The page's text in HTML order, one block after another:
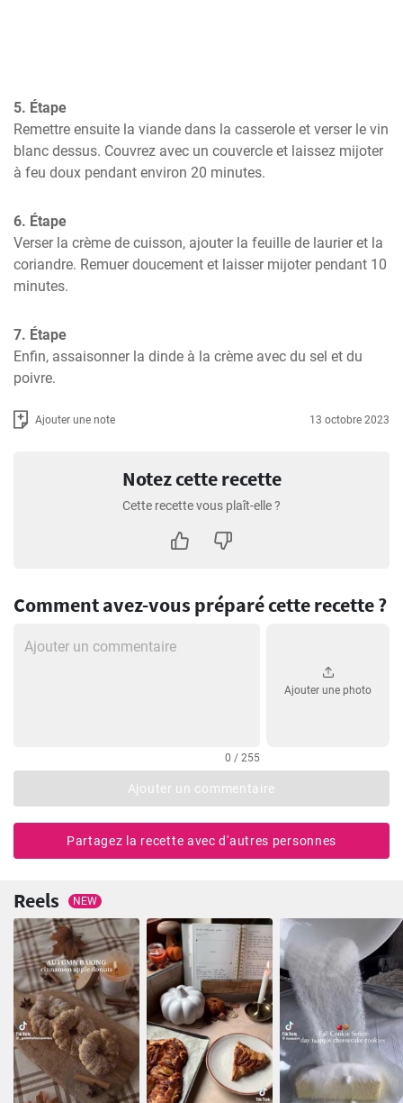
5. Étape
Remettre ensuite la viande dans la casserole et verser le vin
blanc dessus. Couvrez avec un couvercle et laissez mijoter
à feu doux pendant environ 20 minutes.
6. Étape
Verser la crème de cuisson, ajouter la feuille de laurier et la
coriandre. Remuer doucement et laisser mijoter pendant 10
minutes.
7. Étape
Enfin, assaisonner la dinde à la crème avec du sel et du
poivre.
Ajouter une note 13 octobre 2023
Notez cette recette
Cette recette vous plaît-elle ?
Comment avez-vous préparé cette recette ?
0 / 255
Ajouter une photo
Ajouter un commentaire
Partagez la recette avec d'autres personnes
Reels NEW